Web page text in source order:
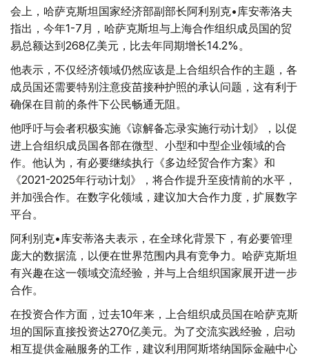
会上，哈萨克斯坦国家经济部副部长阿利别克•库安蒂洛夫
指出，今年1-7月，哈萨克斯坦与上海合作组织成员国的贸
易总额达到268亿美元，比去年同期增长14.2%。
他表示，不仅经济领域仍然应该是上合组织合作的主题，各
成员国还需要特别注意疫苗接种护照的承认问题，这有利于
确保在目前的条件下公民畅通无阻。
他呼吁与会者积极实施《谅解备忘录实施行动计划》，以促
进上合组织成员国各部在微型、小型和中型企业领域的合
作。他认为，有必要继续执行《多边经贸合作方案》和
《2021-2025年行动计划》，将合作提升至疫情前的水平，
并加强合作。在数字化领域，建议加大合作力度，扩展数字
平台。
阿利别克•库安蒂洛夫表示，在全球化背景下，有必要管理
庞大的数据流，以便在世界范围内具有竞争力。哈萨克斯坦
有兴趣在这一领域交流经验，并与上合组织国家展开进一步
合作。
在投资合作方面，过去10年来，上合组织成员国在哈萨克斯
坦的国际直接投资达270亿美元。为了交流实践经验，启动
相互提供金融服务的工作，建议利用阿斯塔纳国际金融中心